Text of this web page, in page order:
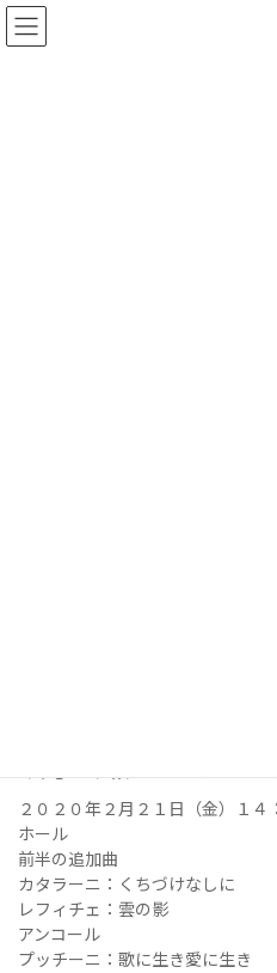
２０２０年２月２１日（金）１
ホール
前半の追加曲
カタラーニ：くちづけなしに
レフィチェ：雲の影
アンコール
プッチーニ：歌に生き愛に生き